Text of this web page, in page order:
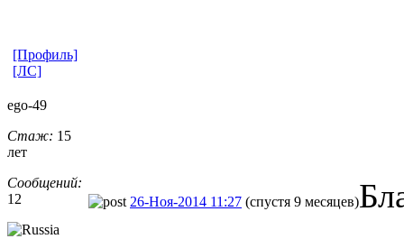
[Профиль]
[ЛС]
ego-49
Стаж: 15
лет
Сообщений:
12
26-Ноя-2014 11:27 (спустя 9 месяцев)